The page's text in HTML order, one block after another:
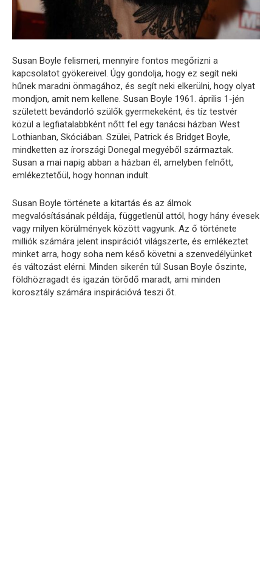
Susan Boyle felismeri, mennyire fontos megőrizni a
kapcsolatot gyökereivel. Úgy gondolja, hogy ez segít neki
hűnek maradni önmagához, és segít neki elkerülni, hogy olyat
mondjon, amit nem kellene. Susan Boyle 1961. április 1-jén
született bevándorló szülők gyermekeként, és tíz testvér
közül a legfiatalabbként nőtt fel egy tanácsi házban West
Lothianban, Skóciában. Szülei, Patrick és Bridget Boyle,
mindketten az írországi Donegal megyéből származtak.
Susan a mai napig abban a házban él, amelyben felnőtt,
emlékeztetőül, hogy honnan indult.
Susan Boyle története a kitartás és az álmok
megvalósításának példája, függetlenül attól, hogy hány évesek
vagy milyen körülmények között vagyunk. Az ő története
milliók számára jelent inspirációt világszerte, és emlékeztet
minket arra, hogy soha nem késő követni a szenvedélyünket
és változást elérni. Minden sikerén túl Susan Boyle őszinte,
földhözragadt és igazán törődő maradt, ami minden
korosztály számára inspirációvá teszi őt.